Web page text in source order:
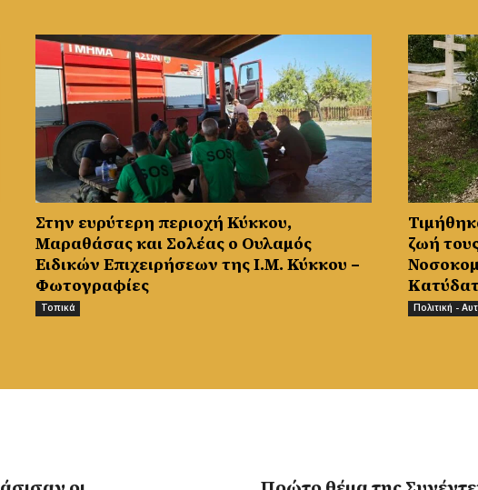
Στην ευρύτερη περιοχή Κύκκου,
Μαραθάσας και Σολέας ο Ουλαμός
Ειδικών Επιχειρήσεων της Ι.Μ. Κύκκου –
Φωτογραφίες
Τοπικά
ζωή
Πολιτική -